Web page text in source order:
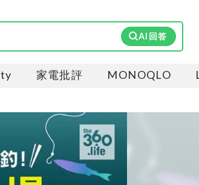
AI回答
家電批評 MONOQLO